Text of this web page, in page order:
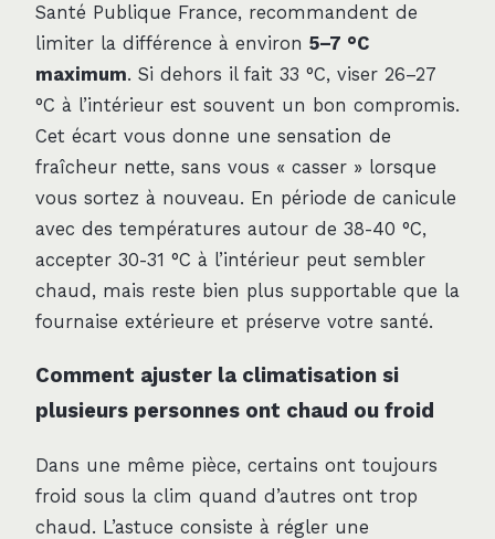
Santé Publique France, recommandent de
limiter la différence à environ 5–7 °C
maximum. Si dehors il fait 33 °C, viser 26–27
°C à l’intérieur est souvent un bon compromis.
Cet écart vous donne une sensation de
fraîcheur nette, sans vous « casser » lorsque
vous sortez à nouveau. En période de canicule
avec des températures autour de 38-40 °C,
accepter 30-31 °C à l’intérieur peut sembler
chaud, mais reste bien plus supportable que la
fournaise extérieure et préserve votre santé.
Comment ajuster la climatisation si
plusieurs personnes ont chaud ou froid
Dans une même pièce, certains ont toujours
froid sous la clim quand d’autres ont trop
chaud. L’astuce consiste à régler une